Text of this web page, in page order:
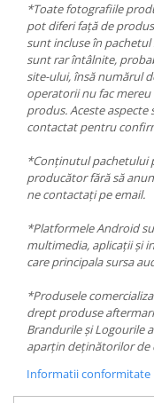
*Toate fotografiile
pot diferi față de
sunt incluse în
sunt rar întâlnite,
site-ului, însă numărul
operatorii nu fac
produs. Aceste
contactat pentru
*Conținutul pachetului
producător fără să
ne contactați pe email.
*Platformele Android
multimedia, aplicații și
care principala sursa
*Produsele
drept produse
Brandurile și Logourile
aparțin deținătorilor de
Informatii conformitate